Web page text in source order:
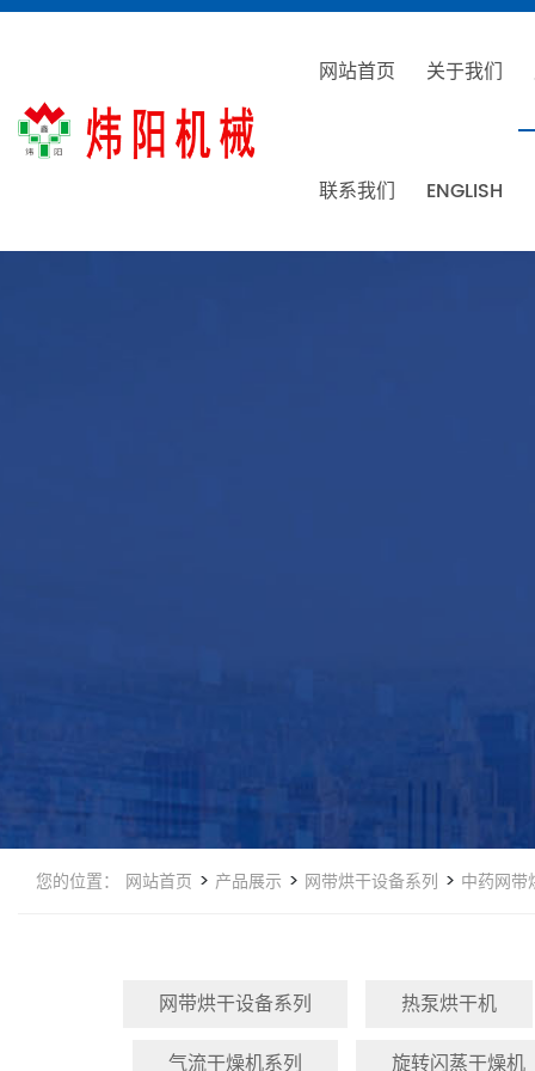
网站首页 关于我们
联系我们 ENGLISH
您的位置： 网站首页 > 产品展示 > 网带烘干设备系列 > 中药网带
网带烘干设备系列
热泵烘干机
气流干燥机系列
旋转闪蒸干燥机